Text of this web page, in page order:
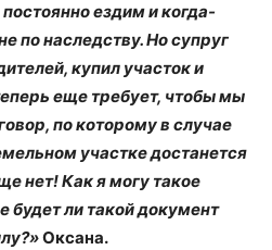
ездим и когда-
по наследству. Но супруг
купил участок и
еще требует, чтобы мы
по которому в случае
участке достанется
нет! Как я могу такое
будет ли такой документ
Оксана.